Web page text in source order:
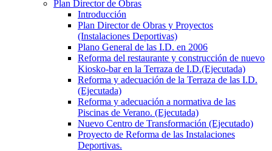
Plan Director de Obras
Introducción
Plan Director de Obras y Proyectos
(Instalaciones Deportivas)
Plano General de las I.D. en 2006
Reforma del restaurante y construcción de nuevo
Kiosko-bar en la Terraza de I.D.(Ejecutada)
Reforma y adecuación de la Terraza de las I.D.
(Ejecutada)
Reforma y adecuación a normativa de las
Piscinas de Verano. (Ejecutada)
Nuevo Centro de Transformación (Ejecutado)
Proyecto de Reforma de las Instalaciones
Deportivas.